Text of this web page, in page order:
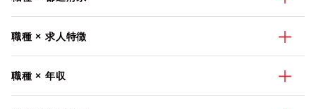
職種 × 求人特徴
職種 × 年収